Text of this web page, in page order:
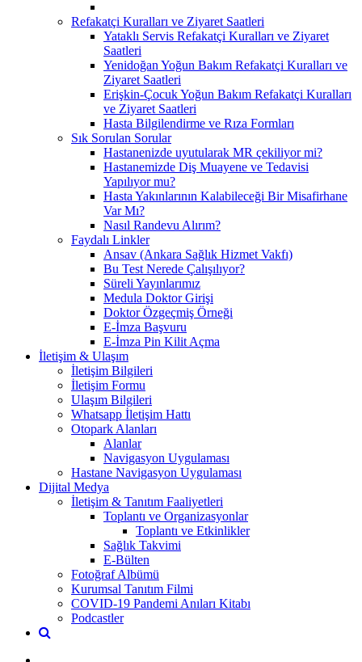
Refakatçi Kuralları ve Ziyaret Saatleri
Yataklı Servis Refakatçi Kuralları ve Ziyaret
Saatleri
Yenidoğan Yoğun Bakım Refakatçi Kuralları ve
Ziyaret Saatleri
Erişkin-Çocuk Yoğun Bakım Refakatçi Kuralları
ve Ziyaret Saatleri
Hasta Bilgilendirme ve Rıza Formları
Sık Sorulan Sorular
Hastanenizde uyutularak MR çekiliyor mi?
Hastanemizde Diş Muayene ve Tedavisi
Yapılıyor mu?
Hasta Yakınlarının Kalabileceği Bir Misafirhane
Var Mı?
Nasıl Randevu Alırım?
Faydalı Linkler
Ansav (Ankara Sağlık Hizmet Vakfı)
Bu Test Nerede Çalışılıyor?
Süreli Yayınlarımız
Medula Doktor Girişi
Doktor Özgeçmiş Örneği
E-İmza Başvuru
E-İmza Pin Kilit Açma
İletişim & Ulaşım
İletişim Bilgileri
İletişim Formu
Ulaşım Bilgileri
Whatsapp İletişim Hattı
Otopark Alanları
Alanlar
Navigasyon Uygulaması
Hastane Navigasyon Uygulaması
Dijital Medya
İletişim & Tanıtım Faaliyetleri
Toplantı ve Organizasyonlar
Toplantı ve Etkinlikler
Sağlık Takvimi
E-Bülten
Fotoğraf Albümü
Kurumsal Tanıtım Filmi
COVID-19 Pandemi Anıları Kitabı
Podcastler